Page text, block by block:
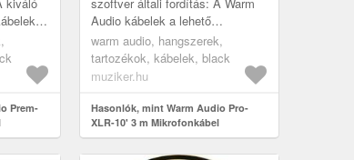
kiváló
Prem-
szoftver általi fordítás: A Warm
Audio kábelek a lehető
legmagasabb minőséget kínálják,
alacsony áron, amit mindenki
megengedhe...
warm audio, hangszerek,
tartozékok, kábelek, black
muziker.hu
Hasonlók, mint Warm Audio Pro-
XLR-10' 3 m Mikrofonkábel